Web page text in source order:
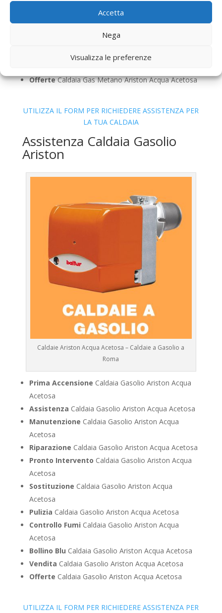
Accetta
Nega
Visualizza le preferenze
PuliziaCaldaia Gas Metano Ariston Acqua Acetosa
Caldaia Gas Metano Ariston Acqua
Caldaia Gas Metano Ariston Acqua
OfferteCaldaia Gas Metano Ariston Acqua Acetosa
UTILIZZA IL FORM PER RICHIEDERE ASSISTENZA PER
LA TUA CALDAIA
Assistenza Caldaia Gasolio
Ariston
Caldaie Ariston Acqua Acetosa – Caldaie a Gasolio a
Roma
Prima Accensione Caldaia Gasolio Ariston Acqua
Acetosa
Assistenza Caldaia Gasolio Ariston Acqua Acetosa
Manutenzione Caldaia Gasolio Ariston Acqua
Acetosa
Riparazione Caldaia Gasolio Ariston Acqua Acetosa
Pronto Intervento Caldaia Gasolio Ariston Acqua
Acetosa
Sostituzione Caldaia Gasolio Ariston Acqua
Acetosa
Pulizia Caldaia Gasolio Ariston Acqua Acetosa
Controllo Fumi Caldaia Gasolio Ariston Acqua
Acetosa
Bollino Blu Caldaia Gasolio Ariston Acqua Acetosa
Vendita Caldaia Gasolio Ariston Acqua Acetosa
Offerte Caldaia Gasolio Ariston Acqua Acetosa
UTILIZZA IL FORM PER RICHIEDERE ASSISTENZA PER